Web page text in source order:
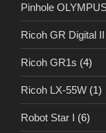
Pinhole
Ricoh GR Digital II
Ricoh GR1s (4)
Ricoh LX-55W (1)
Robot Star I (6)